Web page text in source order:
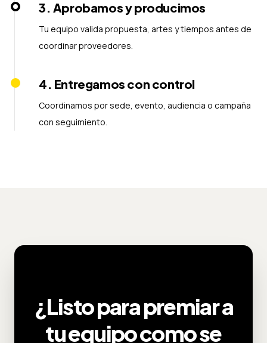
3. Aprobamos y producimos
Tu equipo valida propuesta, artes y tiempos antes de
coordinar proveedores.
4. Entregamos con control
Coordinamos por sede, evento, audiencia o campaña
con seguimiento.
¿Listo para premiar a
tu equipo como se